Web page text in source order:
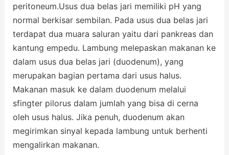
peritoneum.Usus dua belas jari memiliki pH yang
normal berkisar sembilan. Pada usus dua belas jari
terdapat dua muara saluran yaitu dari pankreas dan
kantung empedu. Lambung melepaskan makanan ke
dalam usus dua belas jari (duodenum), yang
merupakan bagian pertama dari usus halus.
Makanan masuk ke dalam duodenum melalui
sfingter pilorus dalam jumlah yang bisa di cerna
oleh usus halus. Jika penuh, duodenum akan
megirimkan sinyal kepada lambung untuk berhenti
mengalirkan makanan.